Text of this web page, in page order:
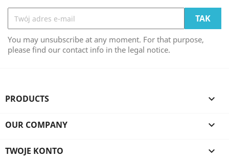
You may unsubscribe at any moment. For that purpose,
please find our contact info in the legal notice.
PRODUCTS 
OUR COMPANY 
TWOJE KONTO 